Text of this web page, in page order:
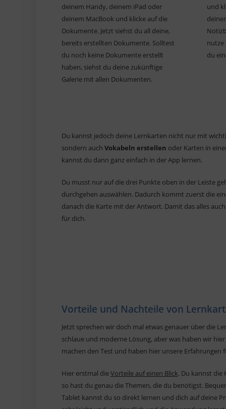
deinem Handy, deinem iPad oder
deinem MacBook und klicke auf die
Dokumente. Jetzt siehst du all deine,
bereits erstellten Dokumente. Solltest
du noch keine Dokumente erstellt
haben, siehst du deine zukünftige
Galerie mit allen Dokumenten.
und
nutze
du
Du kannst jedoch deine Lernkarten nicht nur mit
sondern auch Vokabeln erstellen oder Karten in
kannst du dann ganz einfach in der App lernen.
Du musst nur auf die drei Punkte oben in der Leiste
durchgehen auswählen. Dadurch kommt zuerst die
danach die Karte mit der Antwort. Damit das alles
für dich.
Vorteile und Nachteile von
Jetzt sprechen wir doch mal etwas genauer über die
schlaue und moderne Lösung, aber was haben wir
machen den Test und haben hier unsere Erfahrungen
Hier erstmal dieVorteile auf einen Blick. Du kannst die
so hast du genau die Themen, die du benötigst.
Tablet kannst du so direkt lernen und dich auf deine